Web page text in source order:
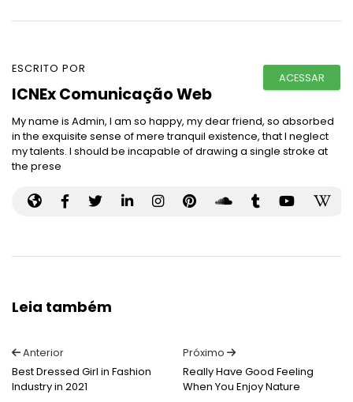
ACESSAR
ESCRITO POR
ICNEx Comunicação Web
My name is Admin, I am so happy, my dear friend, so absorbed
in the exquisite sense of mere tranquil existence, that I neglect
my talents. I should be incapable of drawing a single stroke at
the prese
Leia também
Navegação
Anterior
Post
Anterior:
Best Dressed Girl in Fashion
Industry in 2021
Próximo
Próximo
Post:
Really Have Good Feeling
When You Enjoy Nature